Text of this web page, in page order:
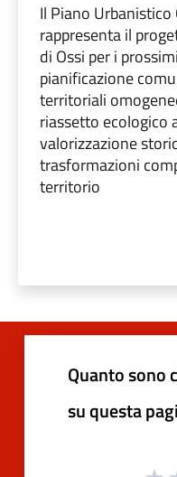
Il Piano Urbanistico
rappresenta il
di Ossi per i
pianificazione
territoriali
riassetto ecologico
valorizzazione
trasformazioni
territorio
Quanto sono
su questa